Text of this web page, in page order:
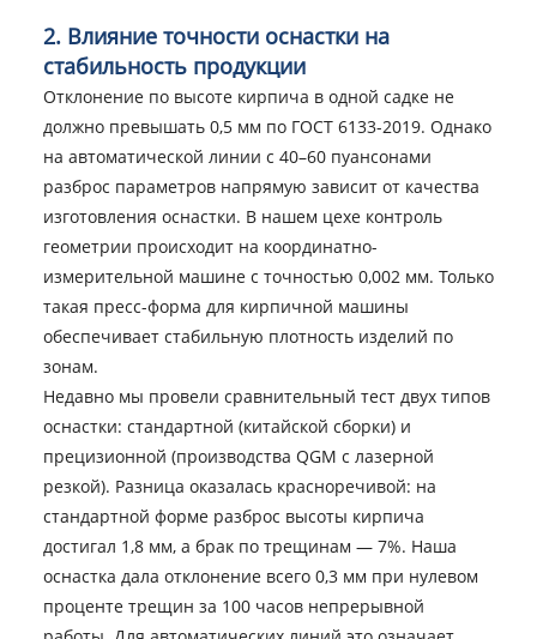
2. Влияние точности оснастки на
стабильность продукции
Отклонение по высоте кирпича в одной садке не
должно превышать 0,5 мм по ГОСТ 6133-2019. Однако
на автоматической линии с 40–60 пуансонами
разброс параметров напрямую зависит от качества
изготовления оснастки. В нашем цехе контроль
геометрии происходит на координатно-
измерительной машине с точностью 0,002 мм. Только
такая пресс-форма для кирпичной машины
обеспечивает стабильную плотность изделий по
зонам.
Недавно мы провели сравнительный тест двух типов
оснастки: стандартной (китайской сборки) и
прецизионной (производства QGM с лазерной
резкой). Разница оказалась красноречивой: на
стандартной форме разброс высоты кирпича
достигал 1,8 мм, а брак по трещинам — 7%. Наша
оснастка дала отклонение всего 0,3 мм при нулевом
проценте трещин за 100 часов непрерывной